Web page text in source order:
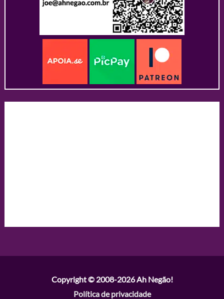
Copyright © 2008-2026Ah Negão!
Política de privacidade